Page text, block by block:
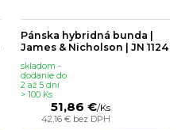
Pánska hybridná bunda |
James & Nicholson | JN 1124
51,86 €/Ks
42,16 € bez DPH
skladom -
dodanie do
2 až 5 dní
> 100 Ks